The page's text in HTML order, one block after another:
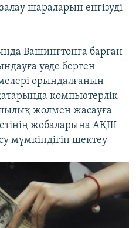
шараларын енгізуді
Вашингтонға барған
уәде берген
орындалғанын
компьютерлік
жолмен жасауға
жобаларына АҚШ
мүмкіндігін шектеу